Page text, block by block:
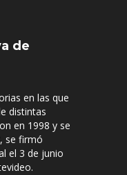
de
en las que
distintas
en 1998 y se
se firmó
el 3 de junio